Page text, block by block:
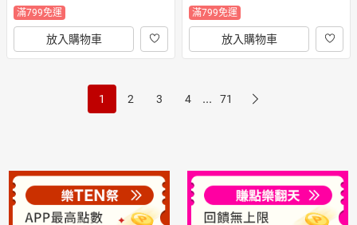
滿799免運
放入購物車
滿799免運
放入購物車
1 2 3 4 ... 71